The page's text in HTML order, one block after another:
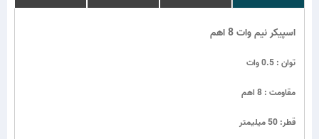
اسپیکر نیم وات 8 اهم
توان : 0.5 وات
مقاومت : 8 اهم
قطر: 50 میلیمتر